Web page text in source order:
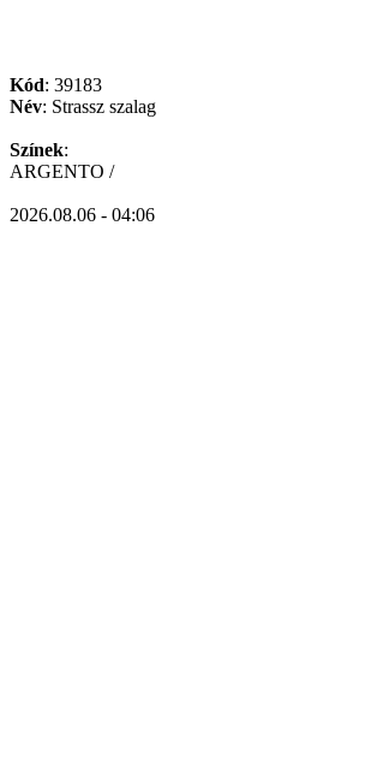
Kód: 39183
Név: Strassz szalag
Színek:
ARGENTO /
2026.08.06 - 04:06